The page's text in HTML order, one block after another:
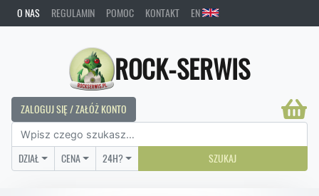
O NAS REGULAMIN POMOC KONTAKT EN
ROCK-SERWIS
ZALOGUJ SIĘ / ZAŁÓŻ KONTO
DZIAŁ CENA 24H? SZUKAJ